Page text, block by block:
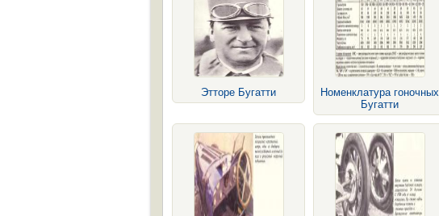
Этторе Бугатти
Номенклатура гоночных
Бугатти